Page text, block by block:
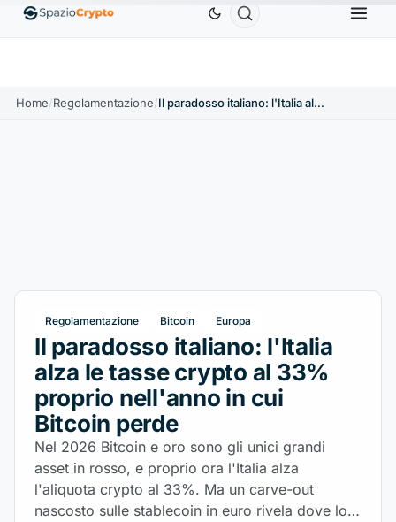
EthereumETH1.880,58 USD TetherUSDT ↑0.00%
Home/Regolamentazione/ Il paradosso italiano: l'Italia alza le tasse crypto al 33% proprio nell'anno in cui Bitcoin perde
Regolamentazione Bitcoin Europa
Il paradosso italiano: l'Italia
alza le tasse crypto al 33%
proprio nell'anno in cui
Bitcoin perde
Nel 2026 Bitcoin e oro sono gli unici grandi
asset in rosso, e proprio ora l'Italia alza
l'aliquota crypto al 33%. Ma un carve-out
nascosto sulle stablecoin in euro rivela dove lo